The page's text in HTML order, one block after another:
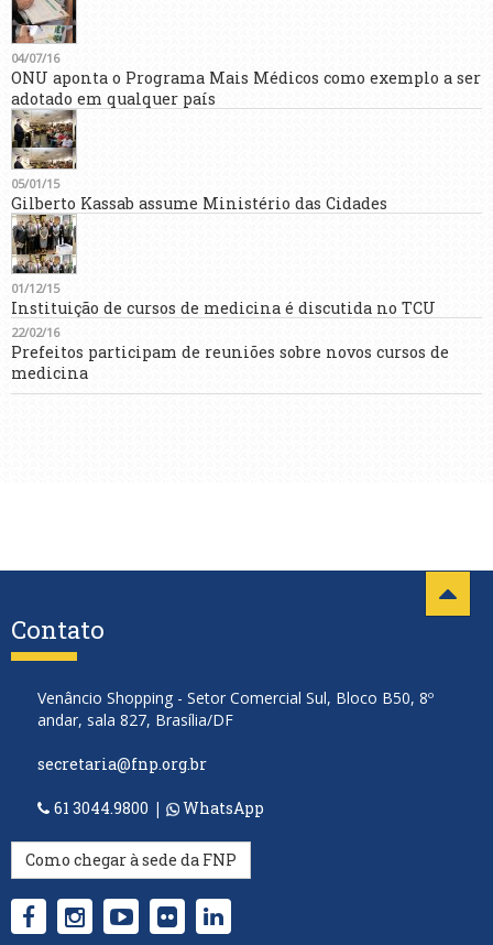
04/07/16
ONU aponta o Programa Mais Médicos como exemplo a ser
adotado em qualquer país
05/01/15
Gilberto Kassab assume Ministério das Cidades
01/12/15
Instituição de cursos de medicina é discutida no TCU
22/02/16
Prefeitos participam de reuniões sobre novos cursos de
medicina
Contato
Venâncio Shopping - Setor Comercial Sul, Bloco B50, 8º
andar, sala 827, Brasília/DF
secretaria@fnp.org.br
61 3044.9800 | WhatsApp
Como chegar à sede da FNP